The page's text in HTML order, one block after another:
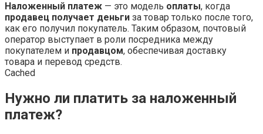
Наложенный платеж — это модель оплаты, когда
продавец получает деньги за товар только после того,
как его получил покупатель. Таким образом, почтовый
оператор выступает в роли посредника между
покупателем и продавцом, обеспечивая доставку
товара и перевод средств.
Cached
Нужно ли платить за наложенный
платеж?